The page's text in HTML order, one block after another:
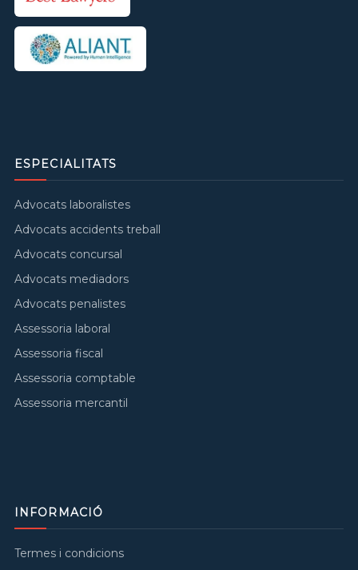
ESPECIALITATS
Advocats laboralistes
Advocats accidents treball
Advocats concursal
Advocats mediadors
Advocats penalistes
Assessoria laboral
Assessoria fiscal
Assessoria comptable
Assessoria mercantil
INFORMACIÓ
Termes i condicions